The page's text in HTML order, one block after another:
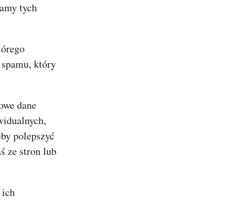
tych
który
dane
polepszyć
ze stron lub
ich